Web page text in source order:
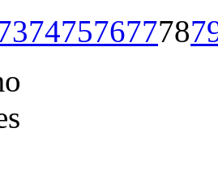
7475767778